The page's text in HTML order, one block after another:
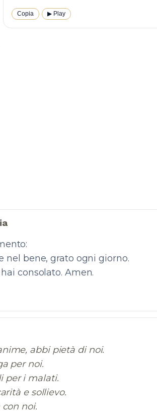
Copia ▶︎ Play
nel bene, grato ogni giorno.
consolato. Amen.
abbi pietà di noi.
per noi.
per i malati.
e sollievo.
noi.